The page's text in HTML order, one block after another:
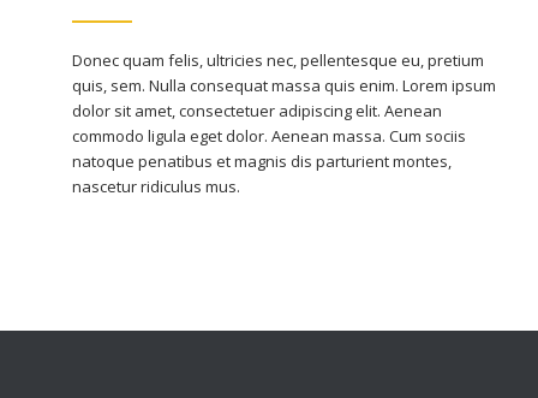
Donec quam felis, ultricies nec, pellentesque eu, pretium
quis, sem. Nulla consequat massa quis enim. Lorem ipsum
dolor sit amet, consectetuer adipiscing elit. Aenean
commodo ligula eget dolor. Aenean massa. Cum sociis
natoque penatibus et magnis dis parturient montes,
nascetur ridiculus mus.